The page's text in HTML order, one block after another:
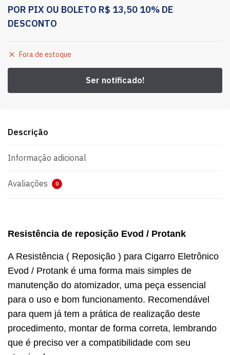
POR PIX OU BOLETO R$ 13,50 10% DE
DESCONTO
Fora de estoque
Descrição
Informação adicional
Avaliações 0
Resistência de reposição Evod / Protank
A Resistência ( Reposição ) para Cigarro Eletrônico
Evod / Protank é uma forma mais simples de
manutenção do atomizador, uma peça essencial
para o uso e bom funcionamento. Recomendável
para quem já tem a prática de realização deste
procedimento, montar de forma correta, lembrando
que é preciso ver a compatibilidade com seu